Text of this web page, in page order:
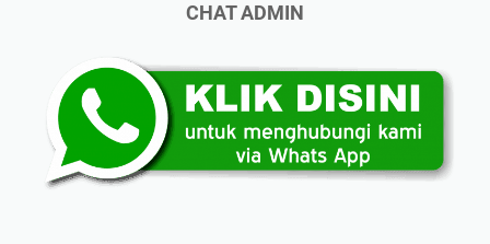
CHAT ADMIN